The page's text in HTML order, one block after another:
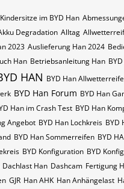
im BYD Han
Degradation Alltag
2023 Auslieferung Han 2024
Han Betriebsanleitung Han
HAN BYD Han
BYD Han Forum BYD Han
Han im Crash Test BYD Han
Angebot BYD Han Lochkreis BYD
BYD Han Sommerreifen BYD
BYD Konfiguration BYD
Dachlast Han Dashcam Fertigung
GJR Han AHK Han Anhängelast